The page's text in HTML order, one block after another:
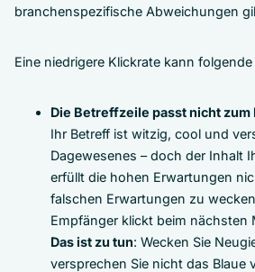
branchenspezifische Abweichungen
Eine niedrigere Klickrate kann
Die Betreffzeile passt nicht zum
Ihr Betreff ist witzig, cool und
Dagewesenes – doch der Inhalt
erfüllt die hohen Erwartungen
falschen Erwartungen zu
Empfänger klickt beim nächsten
Das ist zu tun: Wecken Sie
versprechen Sie nicht das Blaue